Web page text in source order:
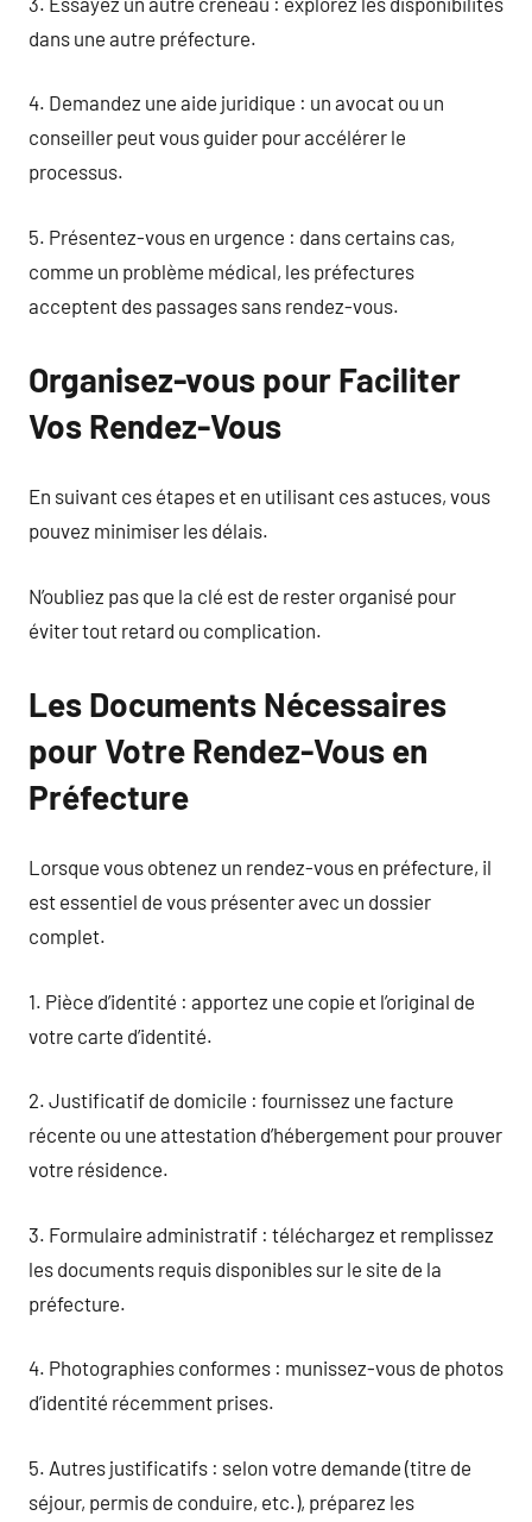
dans une autre préfecture.
4. Demandez une aide juridique : un avocat ou un
conseiller peut vous guider pour accélérer le
processus.
5. Présentez-vous en urgence : dans certains cas,
comme un problème médical, les préfectures
acceptent des passages sans rendez-vous.
Organisez-vous pour Faciliter
Vos Rendez-Vous
En suivant ces étapes et en utilisant ces astuces, vous
pouvez minimiser les délais.
N’oubliez pas que la clé est de rester organisé pour
éviter tout retard ou complication.
Les Documents Nécessaires
pour Votre Rendez-Vous en
Préfecture
Lorsque vous obtenez un rendez-vous en préfecture, il
est essentiel de vous présenter avec un dossier
complet.
1. Pièce d’identité : apportez une copie et l’original de
votre carte d’identité.
2. Justificatif de domicile : fournissez une facture
récente ou une attestation d’hébergement pour prouver
votre résidence.
3. Formulaire administratif : téléchargez et remplissez
les documents requis disponibles sur le site de la
préfecture.
4. Photographies conformes : munissez-vous de photos
d’identité récemment prises.
5. Autres justificatifs : selon votre demande (titre de
séjour, permis de conduire, etc.), préparez les